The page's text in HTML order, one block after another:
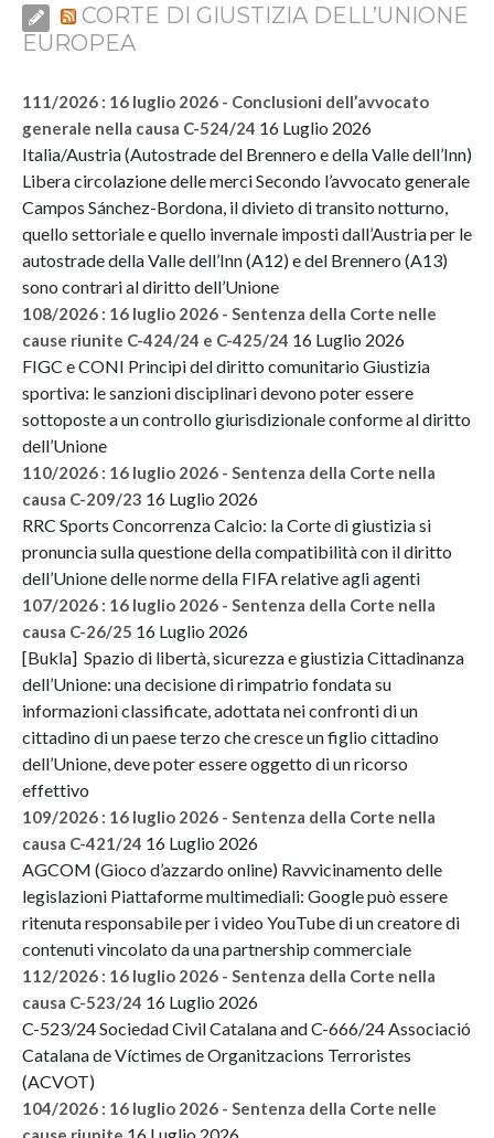
CORTE DI GIUSTIZIA DELL’UNIONE
EUROPEA
111/2026 : 16 luglio 2026 - Conclusioni dell’avvocato
generale nella causa C-524/24 16 Luglio 2026
Italia/Austria (Autostrade del Brennero e della Valle dell’Inn)
Libera circolazione delle merci Secondo l’avvocato generale
Campos Sánchez-Bordona, il divieto di transito notturno,
quello settoriale e quello invernale imposti dall’Austria per le
autostrade della Valle dell’Inn (A12) e del Brennero (A13)
sono contrari al diritto dell’Unione
108/2026 : 16 luglio 2026 - Sentenza della Corte nelle
cause riunite C-424/24 e C-425/24 16 Luglio 2026
FIGC e CONI Principi del diritto comunitario Giustizia
sportiva: le sanzioni disciplinari devono poter essere
sottoposte a un controllo giurisdizionale conforme al diritto
dell’Unione
110/2026 : 16 luglio 2026 - Sentenza della Corte nella
causa C-209/23 16 Luglio 2026
RRC Sports Concorrenza Calcio: la Corte di giustizia si
pronuncia sulla questione della compatibilità con il diritto
dell’Unione delle norme della FIFA relative agli agenti
107/2026 : 16 luglio 2026 - Sentenza della Corte nella
causa C-26/25 16 Luglio 2026
[Bukla] Spazio di libertà, sicurezza e giustizia Cittadinanza
dell’Unione: una decisione di rimpatrio fondata su
informazioni classificate, adottata nei confronti di un
cittadino di un paese terzo che cresce un figlio cittadino
dell’Unione, deve poter essere oggetto di un ricorso
effettivo
109/2026 : 16 luglio 2026 - Sentenza della Corte nella
causa C-421/24 16 Luglio 2026
AGCOM (Gioco d’azzardo online) Ravvicinamento delle
legislazioni Piattaforme multimediali: Google può essere
ritenuta responsabile per i video YouTube di un creatore di
contenuti vincolato da una partnership commerciale
112/2026 : 16 luglio 2026 - Sentenza della Corte nella
causa C-523/24 16 Luglio 2026
C-523/24 Sociedad Civil Catalana and C-666/24 Associació
Catalana de Víctimes de Organitzacions Terroristes
(ACVOT)
104/2026 : 16 luglio 2026 - Sentenza della Corte nelle
16 Luglio 2026